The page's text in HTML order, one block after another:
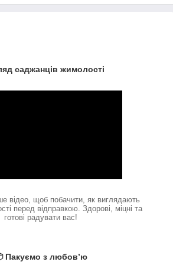
саджанців жимолості
відео, щоб побачити, як виглядають
перед відправкою. Здорові, міцні та
готові радувати вас!
Пакуємо з любов’ю